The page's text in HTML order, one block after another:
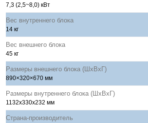
7,3 (2,5~8,0) кВт
Вес внутреннего блока
14 кг
Вес внешнего блока
45 кг
Размеры внешнего блока (ШхВхГ)
890×320×670 мм
Размеры внутреннего блока (ШхВхГ)
1132х330х232 мм
Страна-производитель